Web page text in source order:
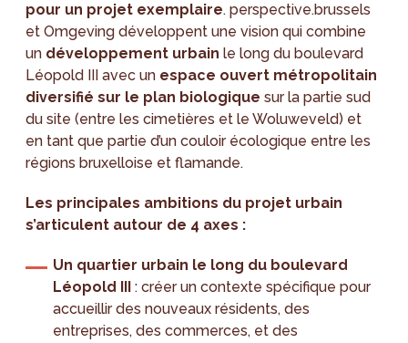
pour un projet exemplaire. perspective.brussels
et Omgeving développent une vision qui combine
un développement urbain le long du boulevard
Léopold III avec un espace ouvert métropolitain
diversifié sur le plan biologiquesur la partie sud
du site (entre les cimetières et le Woluweveld) et
en tant que partie d’un couloir écologique entre les
régions bruxelloise et flamande.
Les principales ambitions du projet urbain
s’articulent autour de 4 axes :
Un quartier urbain le long du boulevard
Léopold III : créer un contexte spécifique pour
accueillir des nouveaux résidents, des
entreprises, des commerces, et des